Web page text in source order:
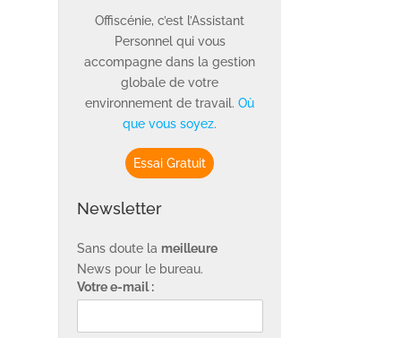
Offiscénie, c’est l’Assistant
Personnel qui vous
accompagne dans la gestion
globale de votre
environnement de travail.Où
que vous soyez.
Essai Gratuit
Newsletter
Sans doute la meilleure
News pour le bureau.
Votre e-mail :